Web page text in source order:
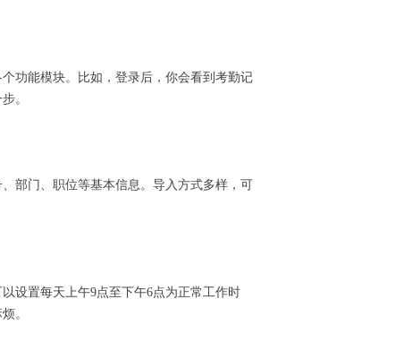
功能模块。比如，登录后，你会看到考勤记
步。
部门、职位等基本信息。导入方式多样，可
设置每天上午9点至下午6点为正常工作时
烦。